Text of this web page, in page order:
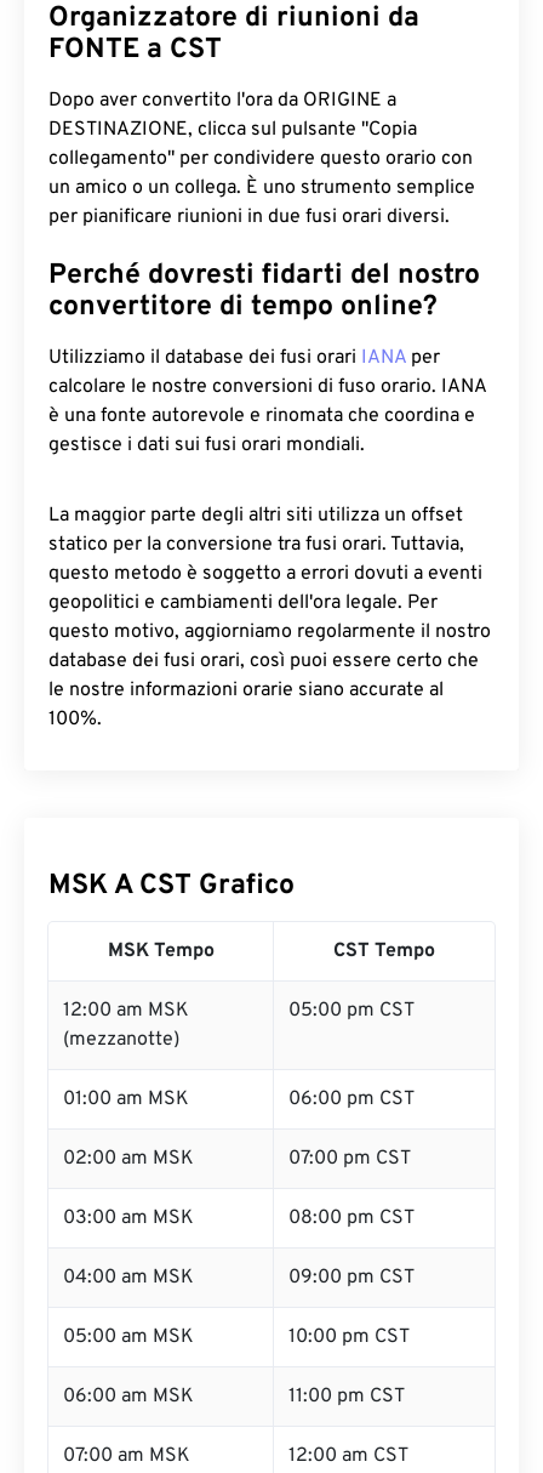
Organizzatore di riunioni da
FONTE a CST
Dopo aver convertito l'ora da ORIGINE a
DESTINAZIONE, clicca sul pulsante "Copia
collegamento" per condividere questo orario con
un amico o un collega. È uno strumento semplice
per pianificare riunioni in due fusi orari diversi.
Perché dovresti fidarti del nostro
convertitore di tempo online?
Utilizziamo il database dei fusi orari IANA per
calcolare le nostre conversioni di fuso orario. IANA
è una fonte autorevole e rinomata che coordina e
gestisce i dati sui fusi orari mondiali.
La maggior parte degli altri siti utilizza un offset
statico per la conversione tra fusi orari. Tuttavia,
questo metodo è soggetto a errori dovuti a eventi
geopolitici e cambiamenti dell'ora legale. Per
questo motivo, aggiorniamo regolarmente il nostro
database dei fusi orari, così puoi essere certo che
le nostre informazioni orarie siano accurate al
100%.
MSK A CST Grafico
MSK Tempo CST Tempo
12:00 am MSK
(mezzanotte)
05:00 pm CST
01:00 am MSK 06:00 pm CST
02:00 am MSK 07:00 pm CST
03:00 am MSK 08:00 pm CST
04:00 am MSK 09:00 pm CST
05:00 am MSK 10:00 pm CST
06:00 am MSK 11:00 pm CST
07:00 am MSK 12:00 am CST